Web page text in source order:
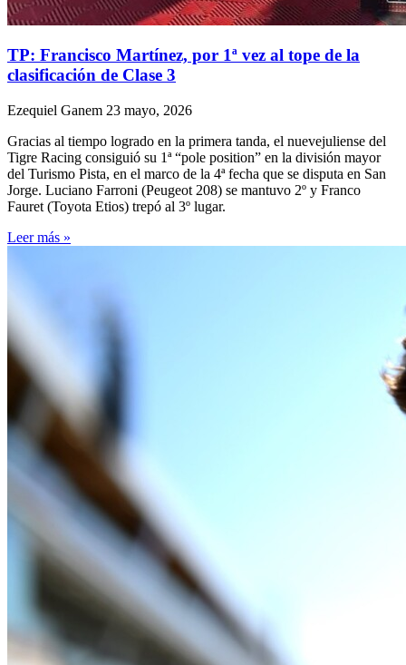
TP: Francisco Martínez, por 1ª vez al tope de la
clasificación de Clase 3
Ezequiel Ganem 23 mayo, 2026
Gracias al tiempo logrado en la primera tanda, el nuevejuliense del
Tigre Racing consiguió su 1ª “pole position” en la división mayor
del Turismo Pista, en el marco de la 4ª fecha que se disputa en San
Jorge. Luciano Farroni (Peugeot 208) se mantuvo 2º y Franco
Fauret (Toyota Etios) trepó al 3º lugar.
Leer más »